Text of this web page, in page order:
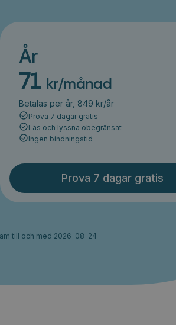
År
71 kr/månad
Betalas per år, 849 kr/år
Prova 7 dagar gratis
Läs och lyssna obegränsat
Ingen bindningstid
Prova 7 dagar gratis
till och med 2026-08-24